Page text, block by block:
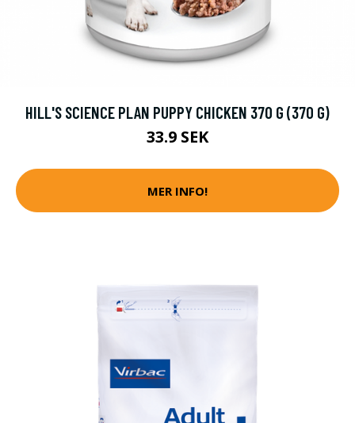
HILL'S SCIENCE PLAN PUPPY CHICKEN 370 G (370 G)
33.9 SEK
MER INFO!